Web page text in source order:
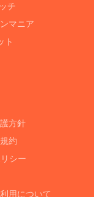
チ
マニア
ト
方針
約
シー
用について